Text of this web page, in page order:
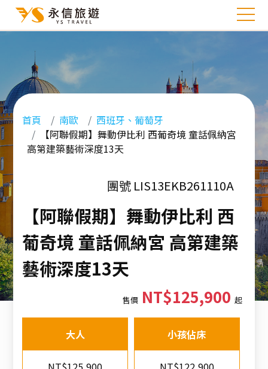
首頁 南歐
西班牙、葡萄牙
【阿聯假期】舞動伊比利 西葡奇境 童話佩納宮
高第建築藝術深度13天
團號 LIS13EKB261110A
【阿聯假期】舞動伊比利 西
葡奇境 童話佩納宮 高第建築
藝術深度13天
售價NT$125,900 起
大人 小孩佔床